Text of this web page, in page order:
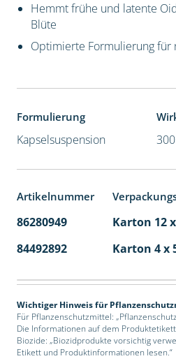
Hemmt frühe und latente
Blüte
Optimierte Formulierung für
Formulierung
Kapselsuspension
Artikelnummer
86280949 Karton 12
84492892
Karton 4 x
Wichtiger Hinweis für
Für Pflanzenschutzmittel:
Die Informationen auf dem
Biozide: „Biozidprodukte vorsichtig
Etikett und Produktinformationen lesen.“